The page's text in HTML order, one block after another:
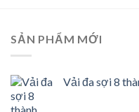
SẢN PHẨM MỚI
Vải đa sợi 8